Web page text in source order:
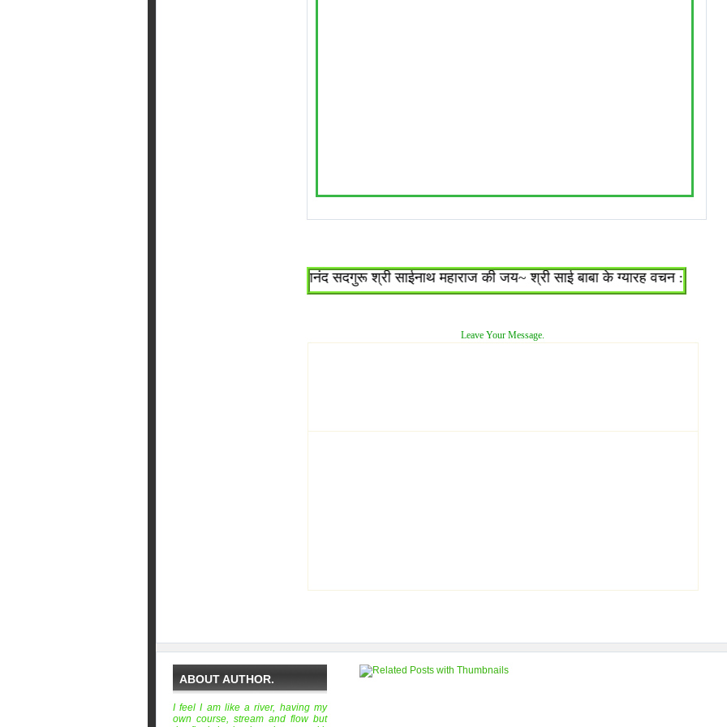
~श्री सच्चिदानंद सदगुरू श्री साईनाथ महाराज की जय~ श्री साई बाबा के ग्यारह वचन : १.जो
Leave Your Message.
ABOUT AUTHOR.
I feel I am like a river, having my
own course, stream and flow but